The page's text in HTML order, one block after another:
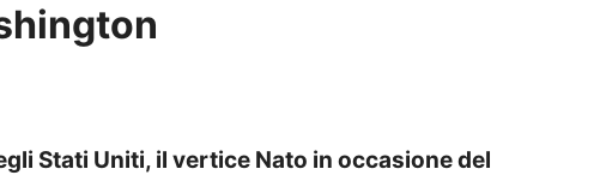
Stati Uniti, il vertice Nato in occasione del